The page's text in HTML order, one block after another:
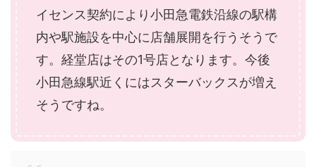
イセンス契約により小田急電鉄沿線の駅構
内や駅施設を中心に店舗展開を行うそうで
す。経堂店はその1号店となります。今後
小田急線駅近くにはスターバックスが増え
そうですね。